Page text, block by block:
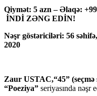
Qiymət: 5 azn – Əlaqə:
İNDİ ZƏNG EDİN!
Nəşr göstəriciləri: 56
2020
Zaur USTAC,“45” (seçmə
“Poeziya” seriyasında nəşr